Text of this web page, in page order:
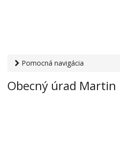
Pomocná navigácia
Obecný úrad Martin nad Žitavou
Obecný úrad Martin